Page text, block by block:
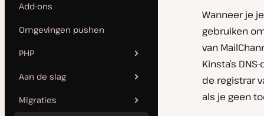
Plugins en thema’s
beheren
Verboden en niet-
Add-ons
Omgevingen pushen
PHP
PHP opnieuw opstarten en
bijwerken
Aan de slag
Site toevoegen
Migraties
Wanneer je
gebruiken
van
Kinsta’s
de registrar
als je geen